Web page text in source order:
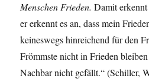
Menschen Frieden. Damit
er erkennt es an, dass mein
keineswegs hinreichend für den
Frömmste nicht in Frieden
Nachbar nicht gefällt.“ (Schiller,